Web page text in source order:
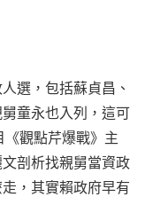
選，包括蘇貞昌、
童永也入列，這可
觀點芹爆戰》主
剖析找親舅當資政
，其實賴政府早有